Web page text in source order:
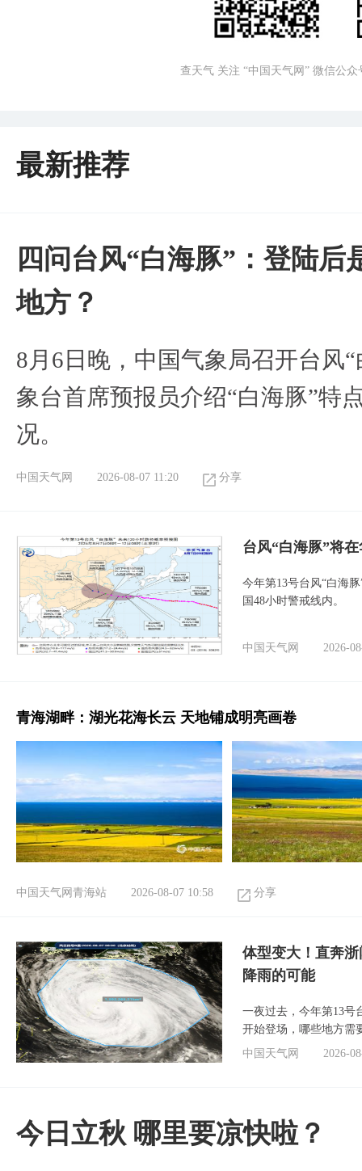
查天气 关注 “中国天气网” 微信公众
最新推荐
四问台风“白海豚”：登陆
地方？
8月6日晚，中国气象局召开台风
象台首席预报员介绍“白海豚”特
况。
中国天气网 2026-08-07 11:20 分享
台风“白海豚”将
今年第13号台风“白海
国48小时警戒线内。
中国天气网 2026-
青海湖畔：湖光花海长云 天地铺成明亮画卷
中国天气网青海站 2026-08-07 10:58 分享
体型变大！直奔
降雨的可能
一夜过去，今年第13号
开始登场，哪些地方需
中国天气网
2026-
今日立秋 哪里要凉快啦？